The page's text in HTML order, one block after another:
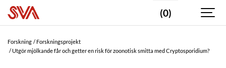
(0)
Forskning
Forskningsprojekt
Utgör mjölkande får och getter en risk för zoonotisk smitta med Cryptosporidium?